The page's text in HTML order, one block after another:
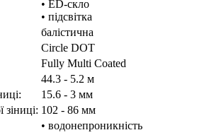
• ED-скло
• підсвітка
балістична
Circle DOT
Fully Multi Coated
44.3 - 5.2 м
15.6 - 3 мм
зіниці: 102 - 86 мм
• водонепроникність